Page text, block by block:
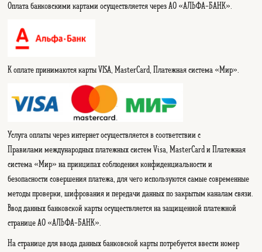
Оплата банковскими картами осуществляется через АО «АЛЬФА-БАНК».
К оплате принимаются карты VISA, MasterCard, Платежная система «Мир».
Услуга оплаты через интернет осуществляется в соответствии с
Правиламимеждународных платежных систем Visa, MasterCard и Платежная
система «Мир» на принципах соблюдения конфиденциальности и
безопасности совершения платежа, для чего используются самые современные
методы проверки, шифрования и передачи данных по закрытым каналам связи.
Ввод данных банковской карты осуществляется на защищенной платежной
странице АО «АЛЬФА-БАНК».
На странице для ввода данных банковской карты потребуется ввести номер